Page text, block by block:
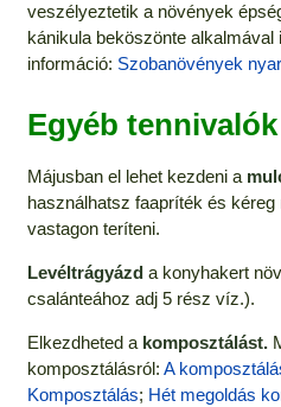
veszélyeztetik a növények
kánikula beköszönte alkalmával
információ: Szobanövények
Egyéb
Májusban el lehet kezdeni a
használhatsz faapríték és
vastagon teríteni.
Levéltrágyázda konyhakert
csalánteához adj 5 rész víz.).
Elkezdheted a komposztálást.
komposztálásról: A
Komposztálás; Hét megoldás